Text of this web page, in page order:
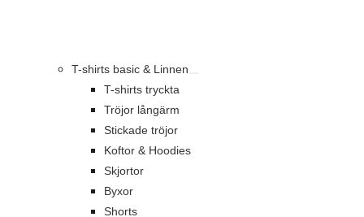
T-shirts basic & Linnen
T-shirts tryckta
Tröjor långärm
Stickade tröjor
Koftor & Hoodies
Skjortor
Byxor
Shorts